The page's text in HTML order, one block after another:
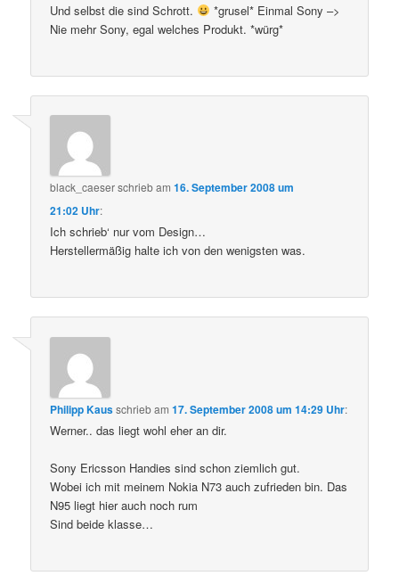
Und selbst die sind Schrott.
*grusel* Einmal Sony –>
Nie mehr Sony, egal welches Produkt. *würg*
black_caeserschriebam16. September 2008 um
21:02 Uhr:
Ich schrieb‘ nur vom Design…
Herstellermäßig halte ich von den wenigsten was.
Philipp Kausschriebam17. September 2008 um 14:29 Uhr:
Werner.. das liegt wohl eher an dir.
Sony Ericsson Handies sind schon ziemlich gut.
Wobei ich mit meinem Nokia N73 auch zufrieden bin. Das
N95 liegt hier auch noch rum
Sind beide klasse…